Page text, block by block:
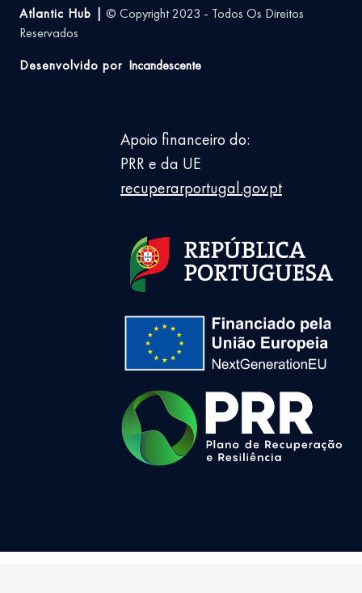
Atlantic Hub |
© Copyright 2023 - Todos Os Direitos
Reservados
Desenvolvido por Incandescente
Apoio financeiro do:
PRR e da UE
recuperarportugal.gov.pt